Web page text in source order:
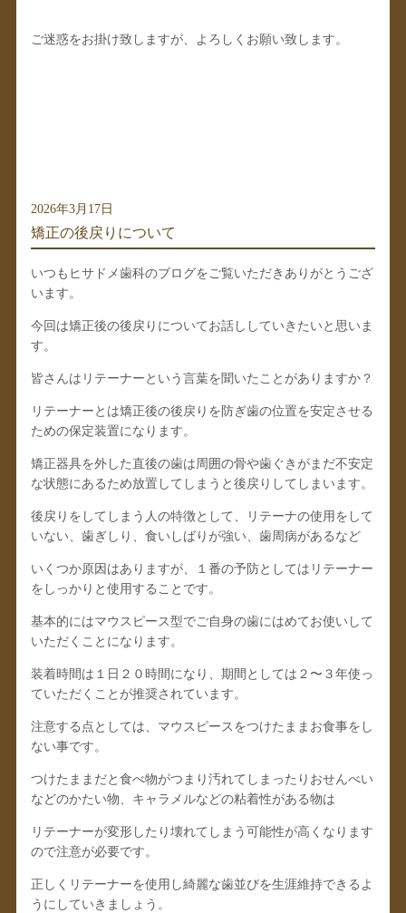
ご迷惑をお掛け致しますが、よろしくお願い致します。
2026年3月17日
矯正の後戻りについて
いつもヒサドメ歯科のブログをご覧いただきありがとうござ
います。
今回は矯正後の後戻りについてお話ししていきたいと思いま
す。
皆さんはリテーナーという言葉を聞いたことがありますか？
リテーナーとは矯正後の後戻りを防ぎ歯の位置を安定させる
ための保定装置になります。
矯正器具を外した直後の歯は周囲の骨や歯ぐきがまだ不安定
な状態にあるため放置してしまうと後戻りしてしまいます。
後戻りをしてしまう人の特徴として、リテーナの使用をして
いない、歯ぎしり、食いしばりが強い、歯周病があるなど
いくつか原因はありますが、１番の予防としてはリテーナー
をしっかりと使用することです。
基本的にはマウスピース型でご自身の歯にはめてお使いして
いただくことになります。
装着時間は１日２０時間になり、期間としては２〜３年使っ
ていただくことが推奨されています。
注意する点としては、マウスピースをつけたままお食事をし
ない事です。
つけたままだと食べ物がつまり汚れてしまったりおせんべい
などのかたい物、キャラメルなどの粘着性がある物は
リテーナーが変形したり壊れてしまう可能性が高くなります
ので注意が必要です。
正しくリテーナーを使用し綺麗な歯並びを生涯維持できるよ
うにしていきましょう。